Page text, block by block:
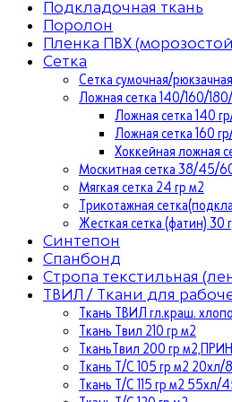
Подкладочная ткань
Поролон
Пленка ПВХ
Сетка
Сетка сумочная/рюкзачная
Ложная сетка 140/160/
Ложная сетка 140
Ложная сетка 160
Хоккейная ложная
Москитная сетка 38/45/
Мягкая сетка 24 гр м2
Трикотажная
Жесткая сетка (фатин) 30
Синтепон
Спанбонд
Стропа текстильная
ТВИЛ / Ткани для
Ткань ТВИЛ гл.краш.
Ткань Твил 210 гр м2
ТканьТвил 200 гр
Ткань Т/C 105 гр м2 20хл/
Ткань Т/C 115 гр м2 55хл/